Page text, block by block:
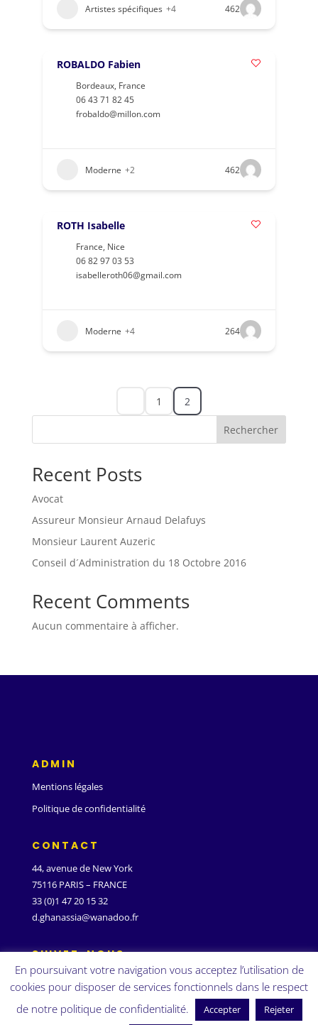
Artistes spécifiques +4 462
ROBALDO Fabien
Bordeaux, France
06 43 71 82 45
frobaldo@millon.com
Moderne +2 462
ROTH Isabelle
France, Nice
06 82 97 03 53
isabelleroth06@gmail.com
Moderne +4 264
1 2
Rechercher
Recent Posts
Avocat
Assureur Monsieur Arnaud Delafuys
Monsieur Laurent Auzeric
Conseil d´Administration du 18 Octobre 2016
Recent Comments
Aucun commentaire à afficher.
ADMIN
Mentions légales
Politique de confidentialité
CONTACT
44, avenue de New York
75116 PARIS – FRANCE
33 (0)1 47 20 15 32
d.ghanassia@wanadoo.fr
SUIVEZ-NOUS
En poursuivant votre navigation vous acceptez l’utilisation de
cookies pour disposer de services fonctionnels dans le respect
de notre politique de confidentialité.
Accepter Rejeter